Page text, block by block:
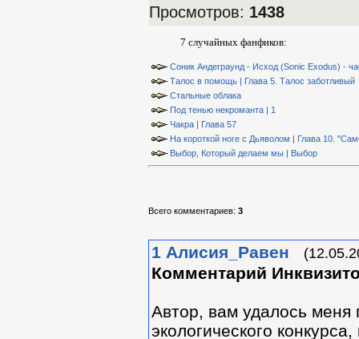
Просмотров: 1438
7 случайных фанфиков:
Соник Андеграунд - Исход (Sonic Exodus) -
Талос в помощь | Глава 5. Талос заботливый
Стальные облака
Под тенью некроманта | 1
Чакра | Глава 57
На короткой ноге с Дьяволом | Глава 10.
Выбор, Который делаем мы | Выбор
Всего комментариев: 3
1 Алиcия_Равен
Комментарий
Автор, вам удалось меня
экологического